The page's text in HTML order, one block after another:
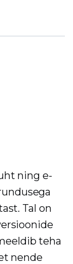
ning e-
Tal on
teha
nende